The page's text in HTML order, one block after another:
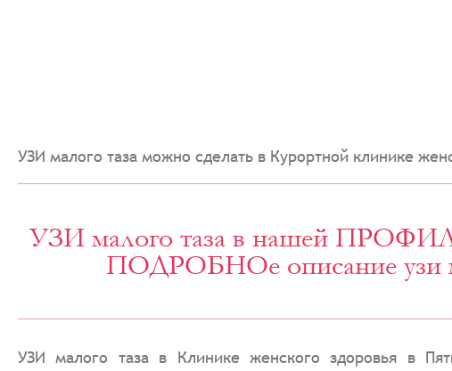
УЗИ малого таза можно сделать в Курортной клинике
УЗИ малого таза в нашей
ПОДРОБНОе описание узи
УЗИ малого таза в Клинике женского здоровья в